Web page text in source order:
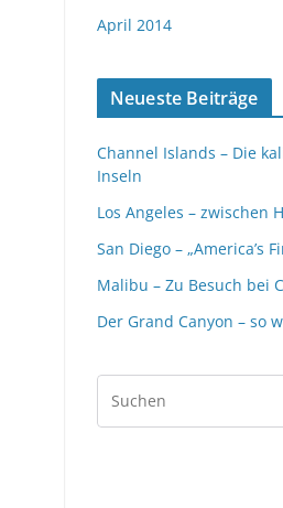
April 2014
Neueste Beiträge
Channel Islands – Die
Inseln
Los Angeles – zwischen
San Diego – „America’s
Malibu – Zu Besuch bei
Der Grand Canyon – so